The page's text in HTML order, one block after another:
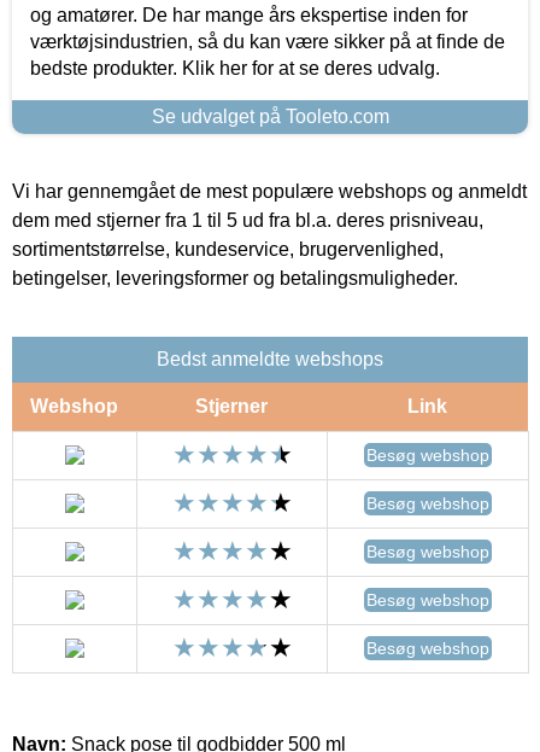
og amatører. De har mange års ekspertise inden for
værktøjsindustrien, så du kan være sikker på at finde de
bedste produkter. Klik her for at se deres udvalg.
Se udvalget på Tooleto.com
Vi har gennemgået de mest populære webshops og anmeldt
dem med stjerner fra 1 til 5 ud fra bl.a. deres prisniveau,
sortimentstørrelse, kundeservice, brugervenlighed,
betingelser, leveringsformer og betalingsmuligheder.
Bedst anmeldte webshops
Webshop Stjerner Link
Besøg webshop
Besøg webshop
Besøg webshop
Besøg webshop
Besøg webshop
Navn: Snack pose til godbidder 500 ml